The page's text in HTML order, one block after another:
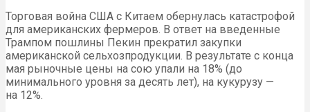
Торговая война США с Китаем обернулась катастрофой
для американских фермеров. В ответ на введенные
Трампом пошлины Пекин прекратил закупки
американской сельхозпродукции. В результате с конца
мая рыночные цены на сою упали на 18% (до
минимального уровня за десять лет), на кукурузу —
на 12%.